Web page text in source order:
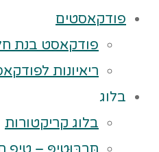
פודקאסטים
פודקאסט בנת
ריאיונות
בלוג
בלוג קריקטורות